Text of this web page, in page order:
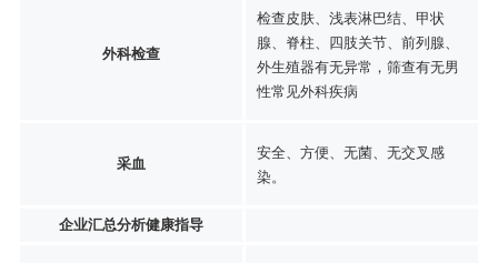
外科检查
检查皮肤、浅表淋巴结、甲状
腺、脊柱、四肢关节、前列腺、
外生殖器有无异常，筛查有无男
性常见外科疾病
采血
安全、方便、无菌、无交叉感
染。
企业汇总分析健康指导